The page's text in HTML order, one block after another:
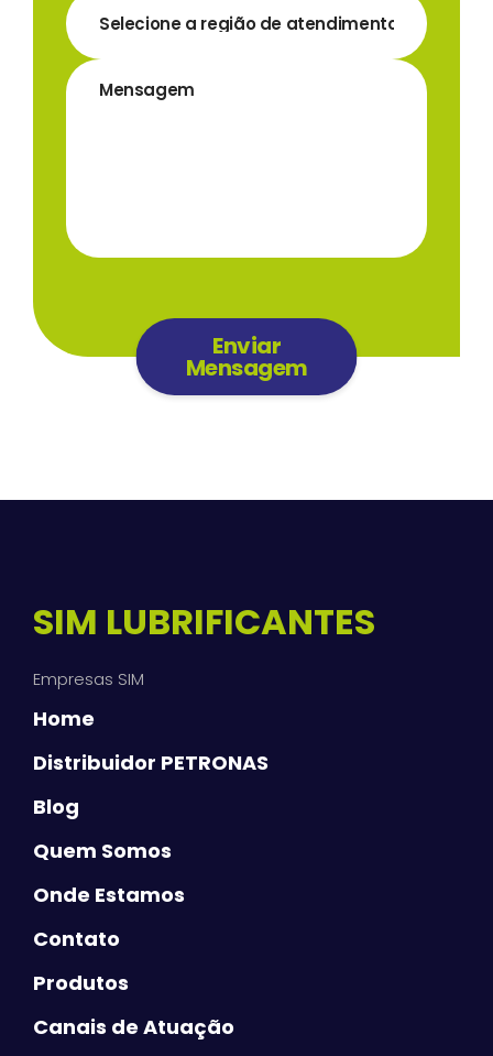
Enviar
Mensagem
SIM LUBRIFICANTES
Empresas SIM
Home
Distribuidor PETRONAS
Blog
Quem Somos
Onde Estamos
Contato
Produtos
Canais de Atuação